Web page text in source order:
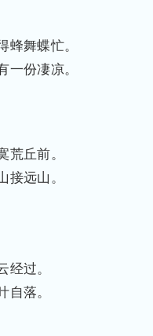
蜂舞蝶忙。
一份凄凉。
荒丘前。
接远山。
经过。
自落。